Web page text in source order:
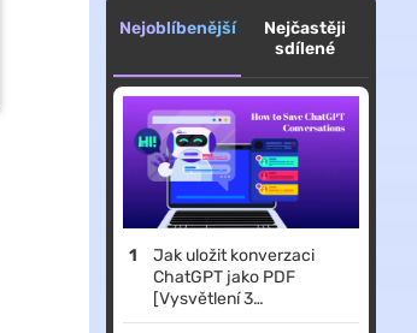
Nejoblíbenější
Nejčastěji
sdílené
Jak uložit konverzaci
ChatGPT jako PDF
[Vysvětlení 3
jednoduchých metod]